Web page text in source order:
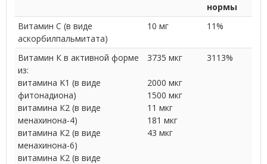
нормы
Витамин С (в виде
аскорбилпальмитата)
10 мг 11%
Витамин К в активной форме
из:
витамина K1 (в виде
фитонадиона)
витамина К2 (в виде
менахинона-4)
витамина К2 (в виде
менахинона-6)
витамина К2 (в виде
3735 мкг
2000 мкг
1500 мкг
11 мкг
181 мкг
43 мкг
3113%